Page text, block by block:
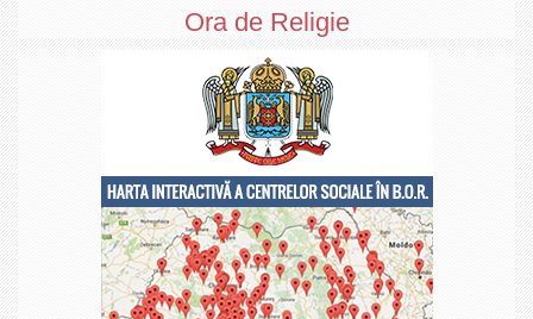
Ora de Religie